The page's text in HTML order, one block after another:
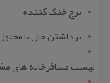
برج خنک کننده
برداشتن خال با
لیست مسافرخانه های مشهد